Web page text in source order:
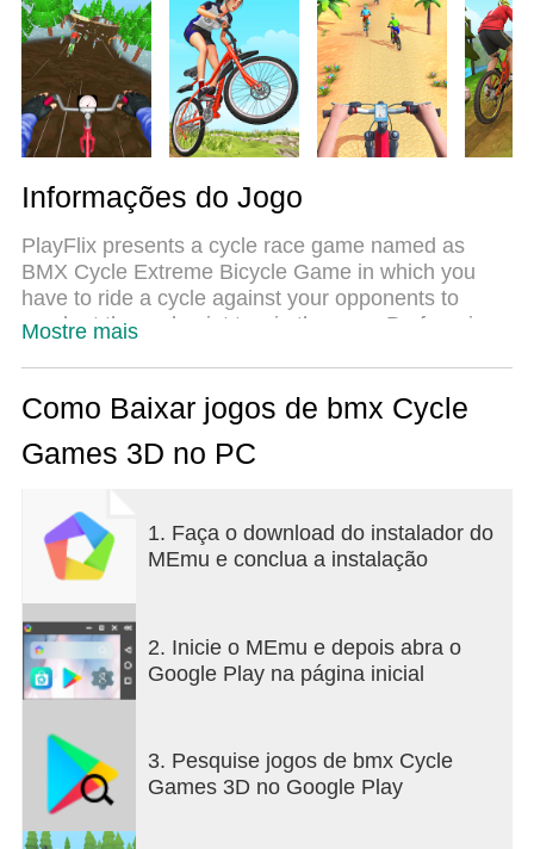
tudo liso. Nós nos preocupamos não apenas com
você joga, mas com todo o processo de desfrutar
de 100% do seu jogo favorito.
Informações do Jogo
PlayFlix presents a cycle race game named as
BMX Cycle Extreme Bicycle Game in which you
have to ride a cycle against your opponents to
reach at the end point to win the race. Perform jaw-
adventure on two wheels!
Features for our BMX Cycle Simulator Game!
Race with your opponents
Impressive 3D visuals
Player vs. player competitive structure
Mountain and woodland tracks
Simple and responsive commands
Are you a cycle racing games fan ?
Come and have fun by riding a bmx bike in our
bicycle rider 3d game which will take you in
breathtaking scenery from snowy mountain peaks
Mostre mais
Como Baixar jogos de bmx Cycle
Games 3D no PC
1. Faça o download do instalador do
MEmu e conclua a instalação
2. Inicie o MEmu e depois abra o
Google Play na página inicial
3. Pesquise jogos de bmx Cycle
Games 3D no Google Play